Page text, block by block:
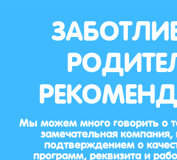
Мы можем много говорить о
замечательная
подтверждением о
программ, реквизита и